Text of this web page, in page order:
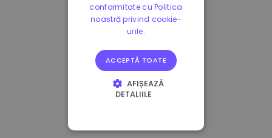
conformitate cu Politica
noastră privind cookie-
urile.
ACCEPTĂ TOATE
AFIȘEAZĂ
DETALIILE